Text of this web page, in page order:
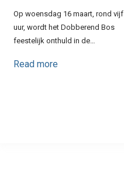
Op woensdag 16 maart, rond vijf
uur, wordt het Dobberend Bos
feestelijk onthuld in de…
Read more